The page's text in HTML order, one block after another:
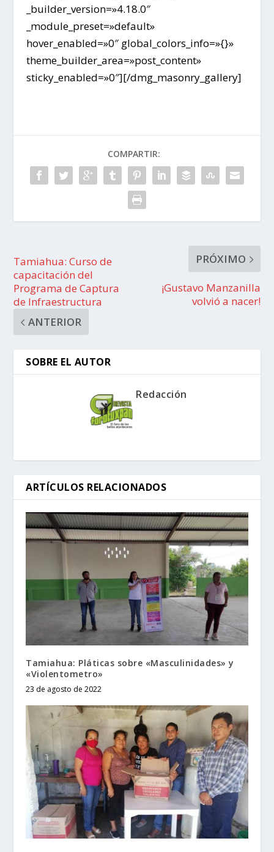
_builder_version=»4.18.0″
_module_preset=»default»
hover_enabled=»0″ global_colors_info=»{}»
theme_builder_area=»post_content»
sticky_enabled=»0″][/dmg_masonry_gallery]
COMPARTIR:
Tamiahua: Curso de
capacitación del
Programa de Captura
de Infraestructura
ANTERIOR
PRÓXIMO
¡Gustavo Manzanilla
volvió a nacer!
SOBRE EL AUTOR
Redacción
ARTÍCULOS RELACIONADOS
Tamiahua: Pláticas sobre «Masculinidades» y
«Violentometro»
23 de agosto de 2022